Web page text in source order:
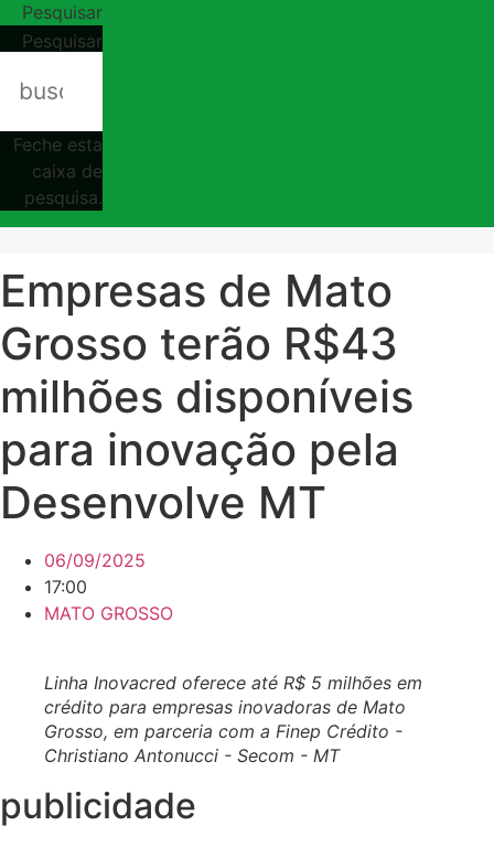
Pesquisar
Pesquisar
Feche esta
caixa de
pesquisa.
Empresas de Mato
Grosso terão R$43
milhões disponíveis
para inovação pela
Desenvolve MT
06/09/2025
17:00
MATO GROSSO
Linha Inovacred oferece até R$ 5 milhões em
crédito para empresas inovadoras de Mato
Grosso, em parceria com a Finep Crédito -
Christiano Antonucci - Secom - MT
publicidade